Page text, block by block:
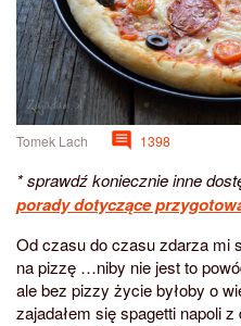
Tomek Lach 1398
* sprawdź koniecznie inne
porady dotyczące
Od czasu do czasu zdarza mi
na pizzę …niby nie jest to
ale bez pizzy życie byłoby o
zajadałem się spagetti napoli